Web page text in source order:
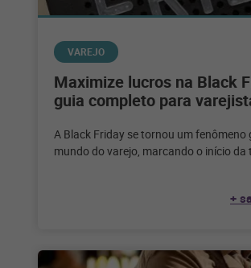
VAREJO
Maximize lucros na Black
guia completo para
A Black Friday se tornou um fenômeno
mundo do varejo, marcando o início
+